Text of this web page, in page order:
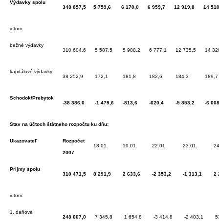
Výdavky spolu
348 857,5
5 759,6 6 170,0 6 959,7 12 919,8 14
v tom:
bežné výdavky
310 604,6
5 587,5 5 988,2 6 777,1 12 735,5 14
kapitálové výdavky
38 252,9
172,1 181,8 182,6 184,3 189,7
Schodok/Prebytok
-38 386,0
-1 479,6 -813,6 -620,4 -5 853,2 -6
Stav na účtoch štátneho rozpočtu ku dňu:
Ukazovateľ Rozpočet
2007
18.01. 19.01. 22.01. 23.01.
Príjmy spolu
310 471,5
8 291,9 2 633,6 -2 353,2 -1 313,1 2
v tom:
1. daňové
248 007,0
7 345,8 1 654,8 -3 414,8 -2 403,1